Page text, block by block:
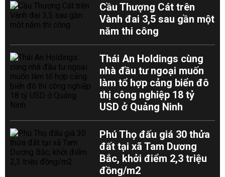
Cầu Thượng Cát trên
Vành đai 3,5 sau gần một
năm thi công
Thái An Holdings cùng
nhà đầu tư ngoại muốn
làm tổ hợp cảng biển đô
thị công nghiệp 18 tỷ
USD ở Quảng Ninh
Phú Thọ đấu giá 30 thửa
đất tại xã Tam Dương
Bắc, khởi điểm 2,3 triệu
đồng/m2